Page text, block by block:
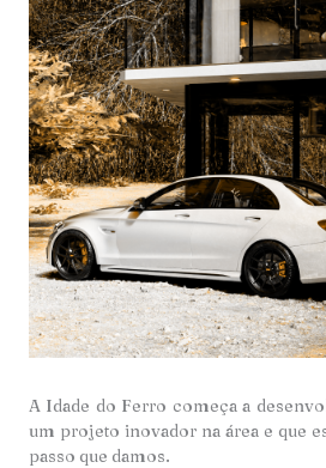
A Idade do Ferro começa a
um projeto inovador na área e que
passo que damos.